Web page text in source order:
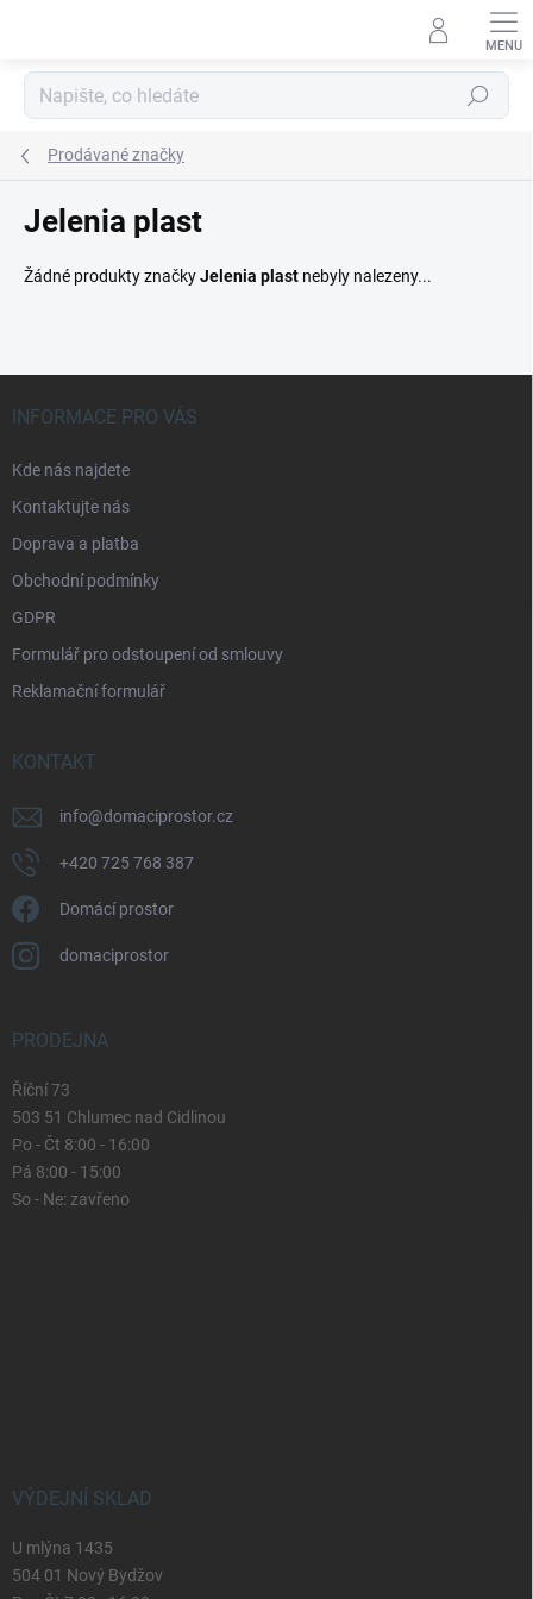
Hledat
Prodávané značky
Jelenia plast
Žádné produkty značkyJelenia plast nebyly nalezeny...
INFORMACE PRO VÁS
Kde nás najdete
Kontaktujte nás
Doprava a platba
Obchodní podmínky
GDPR
Formulář pro odstoupení od smlouvy
Reklamační formulář
KONTAKT
info@domaciprostor.cz
+420 725 768 387
Domácí prostor
domaciprostor
PRODEJNA
Říční 73
503 51 Chlumec nad Cidlinou
Po - Čt 8:00 - 16:00
Pá 8:00 - 15:00
So - Ne: zavřeno
VÝDEJNÍ SKLAD
U mlýna 1435
504 01 Nový Bydžov